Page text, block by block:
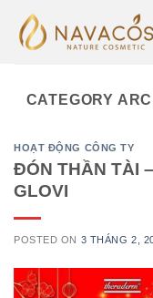
CATEGORY
HOẠT ĐỘNG CÔNG TY
ĐÓN THẦN TÀI
GLOVI
POSTED ON 3 THÁNG 2,